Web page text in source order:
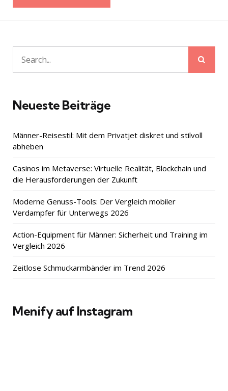
Search
for:
Neueste Beiträge
Männer-Reisestil: Mit dem Privatjet diskret und stilvoll
abheben
Casinos im Metaverse: Virtuelle Realität, Blockchain und
die Herausforderungen der Zukunft
Moderne Genuss-Tools: Der Vergleich mobiler
Verdampfer für Unterwegs 2026
Action-Equipment für Männer: Sicherheit und Training im
Vergleich 2026
Zeitlose Schmuckarmbänder im Trend 2026
Menify auf Instagram